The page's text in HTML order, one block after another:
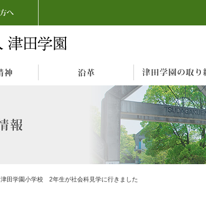
津田学園小学校 2年生が社会科見学に行きました